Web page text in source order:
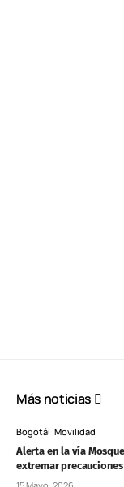
Más noticias
Bogotá Movilidad
Alerta en la vía
extremar precauciones